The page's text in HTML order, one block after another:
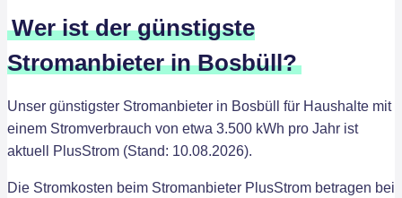
Wer ist der günstigste
Stromanbieter in Bosbüll?
Unser günstigster Stromanbieter in Bosbüll für Haushalte mit
einem Stromverbrauch von etwa 3.500 kWh pro Jahr ist
aktuell PlusStrom (Stand: 10.08.2026).
Die Stromkosten beim Stromanbieter PlusStrom betragen bei